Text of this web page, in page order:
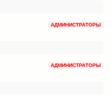
АДМИНИСТРАТОРЫ
АДМИНИСТРАТОРЫ